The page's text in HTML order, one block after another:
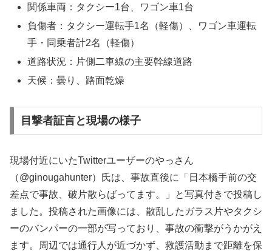
関係車両：タクシー1台、ワゴン車1台
負傷者：タクシー運転手1名（軽傷）、ワゴン車運転
手・同乗者計2名（軽傷）
道路状況：片側二車線の主要幹線道路
天候：曇り、路面乾燥
目撃者証言と現場の様子
現場付近にいたTwitterユーザーのやっさん
（@ginougahunter）氏は、事故直後に「日本橋手前の交
差点で事故、破片散らばってます。」と写真付きで投稿し
ました。投稿された画像には、散乱したガラス片やタクシ
ーのバンパーの一部が写っており、事故の衝撃がうかがえ
ます。周辺では通行人が近づかず、救護活動まで距離を保